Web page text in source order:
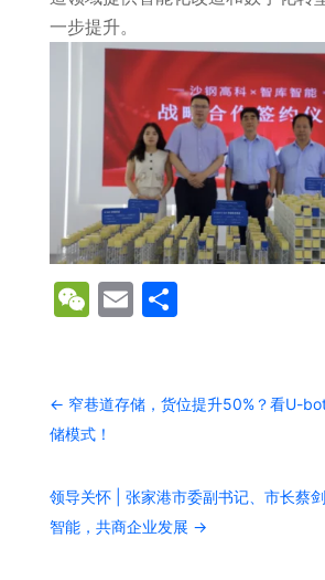
一步提升。
WeChat
Email
分
← 窄巷道存储，货位提升50%？看U-
储模式！
领导关怀 | 张家港市委副书记、市长蔡
智能，共商企业发展 →